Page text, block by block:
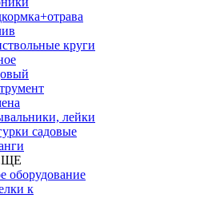
круги
лейки
садовые
оборудование
к